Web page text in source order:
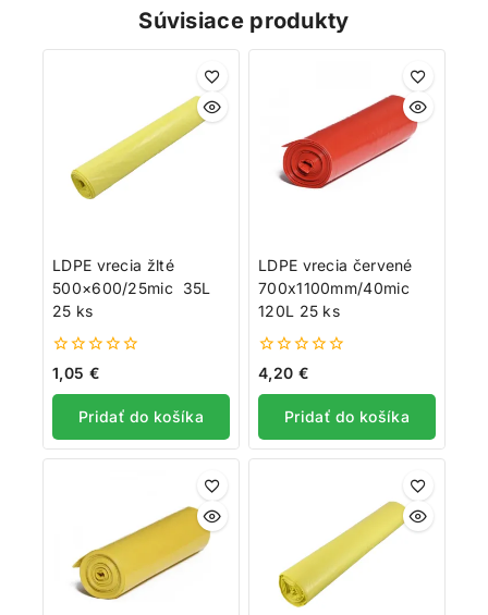
Súvisiace produkty
LDPE vrecia žlté
500×600/25mic 35L
25 ks
0
5
1,05 €
Pridať do košíka
LDPE vrecia červené
700x1100mm/40mic
120L 25 ks
0
5
4,20 €
Pridať do košíka